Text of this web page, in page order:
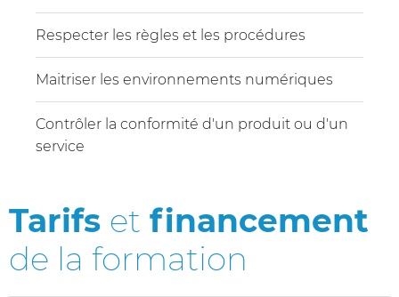
Respecter les règles et les procédures
Maitriser les environnements numériques
Contrôler la conformité d'un produit ou d'un
service
Tarifs et financement
de la formation